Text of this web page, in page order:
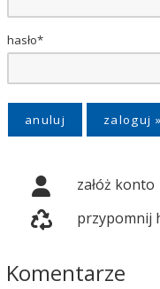
hasło*
anuluj
załóż konto
przypomnij
Komentarze